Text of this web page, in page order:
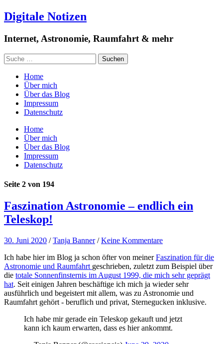
Digitale Notizen
Internet, Astronomie, Raumfahrt & mehr
Home
Über mich
Über das Blog
Impressum
Datenschutz
Home
Über mich
Über das Blog
Impressum
Datenschutz
Seite 2 von 194
Faszination Astronomie – endlich ein
Teleskop!
30. Juni 2020 /Tanja Banner /Keine Kommentare
Ich habe hier im Blog ja schon öfter von meinerFaszination für die
Astronomie und Raumfahrt geschrieben, zuletzt zum Beispiel über
die totale Sonnenfinsternis im August 1999, die mich sehr geprägt
hat. Seit einigen Jahren beschäftige ich mich ja wieder sehr
ausführlich und begeistert mit allem, was zu Astronomie und
Raumfahrt gehört - beruflich und privat, Sternegucken inklusive.
Ich habe mir gerade ein Teleskop gekauft und jetzt
kann ich kaum erwarten, dass es hier ankommt.